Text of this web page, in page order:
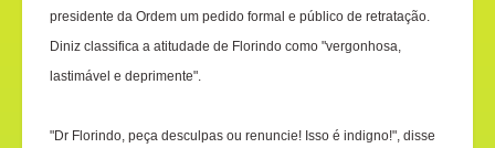
presidente da Ordem um pedido formal e público de retratação.
Diniz classifica a atitudade de Florindo como "vergonhosa,
lastimável e deprimente".
"Dr Florindo, peça desculpas ou renuncie! Isso é indigno!", disse